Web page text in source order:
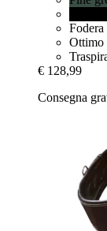
Ottimo
€ 128,99
Consegna